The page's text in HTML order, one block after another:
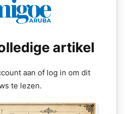
artikel
aan of log in om dit
te lezen.